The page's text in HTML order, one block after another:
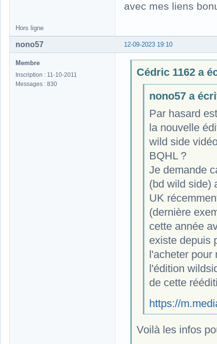
avec mes liens
Hors ligne
12-09-2023 19:10
nono57
Membre
Inscription : 11-10-2011
Messages : 830
Cédric 1162 a
nono57 a
Par hasard
la nouvelle
wild side
BQHL ?
Je demande
(bd wild side)
UK
(dernière
cette année
existe depuis
l'acheter
l'édition
de cette
https://
Voilà les infos